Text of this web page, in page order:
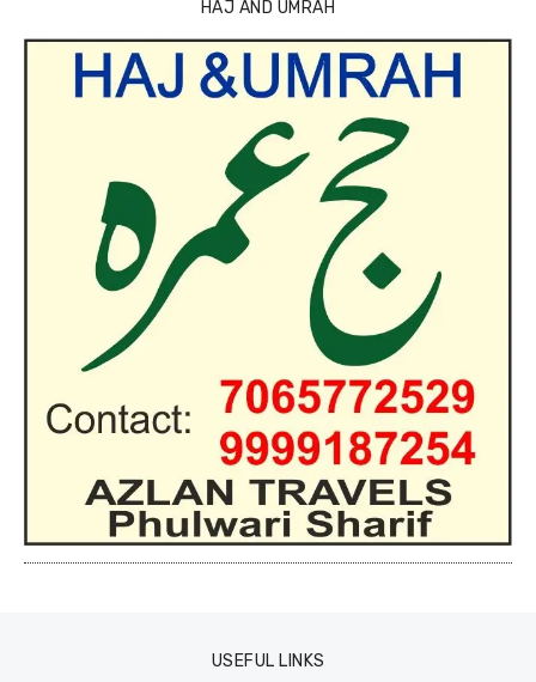
HAJ AND UMRAH
USEFUL LINKS